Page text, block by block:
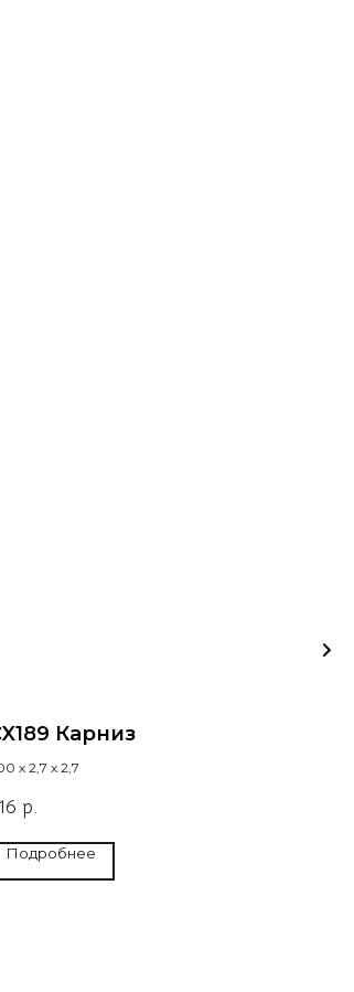
Карниз
х 2,7 х 2,7
р.
Подробнее